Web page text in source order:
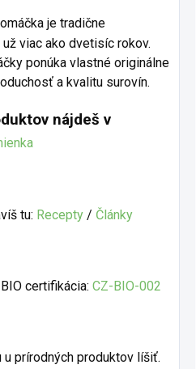
je tradične
viac ako dvetisíc rokov.
ponúka vlastné originálne
a kvalitu surovín.
nájdeš v
tu: Recepty / Články
certifikácia: CZ-BIO-002
prírodných produktov líšiť.